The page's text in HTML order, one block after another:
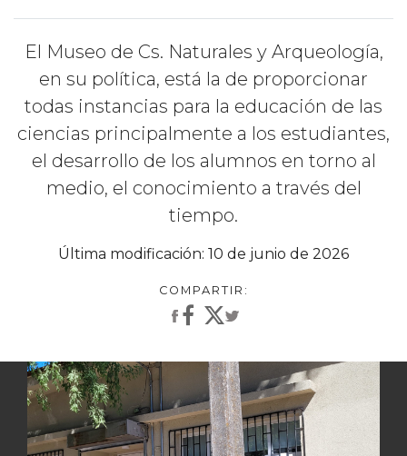
El Museo de Cs. Naturales y Arqueología,
en su política, está la de proporcionar
todas instancias para la educación de las
ciencias principalmente a los estudiantes,
el desarrollo de los alumnos en torno al
medio, el conocimiento a través del
tiempo.
Última modificación: 10 de junio de 2026